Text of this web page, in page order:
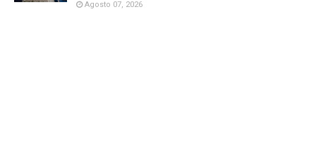
Agosto 07, 2026